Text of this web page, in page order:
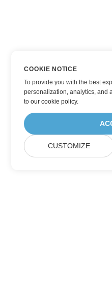
COOKIE NOTICE
To provide you with the best
personalization, analytics, and
toour cookie policy.
CUSTOMIZE